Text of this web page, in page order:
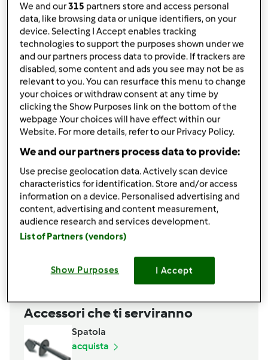
Ingredienti
Variante di spezzatino di tacchino IN
FARINA DI RISO
140grammopiselli,verde
450grammitacchino, (tagliato in dadi)
1cipolla rossa
4cucchiai rasifarina di riso
150 grammiacqua
q.b.sale e pepe
q.b.curcuma in polvere
q.b.paprika dolce
90grammigermoglio di fagiolo mungo,fresco
1cucchiainodado vegetale,
Aggiungi alla lista della spesa
Accessori che ti serviranno
Spatola
acquista
We and our315 partners store and access personal
data, like browsing data or unique identifiers, on your
device. Selecting I Accept enables tracking
technologies to support the purposes shown under we
and our partners process data to provide. If trackers are
disabled, some content and ads you see may not be as
relevant to you. You can resurface this menu to change
your choices or withdraw consent at any time by
clicking the Show Purposes link on the bottom of the
webpage .Your choices will have effect within our
Website. For more details, refer to our Privacy Policy.
We and our partners process data to provide:
Use precise geolocation data. Actively scan device
characteristics for identification. Store and/or access
information on a device. Personalised advertising and
content, advertising and content measurement,
audience research and services development.
List of Partners (vendors)
Show Purposes I Accept